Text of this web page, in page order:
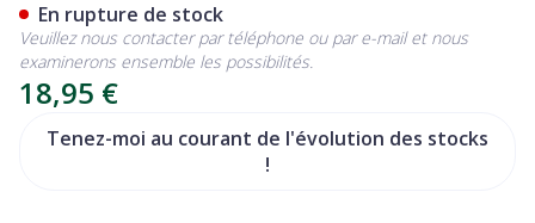
18,95 €
Tenez-moi au courant de l'évolution des stocks
!
En rupture de stock
Veuillez nous contacter par téléphone ou par e-mail et nous
examinerons ensemble les possibilités.